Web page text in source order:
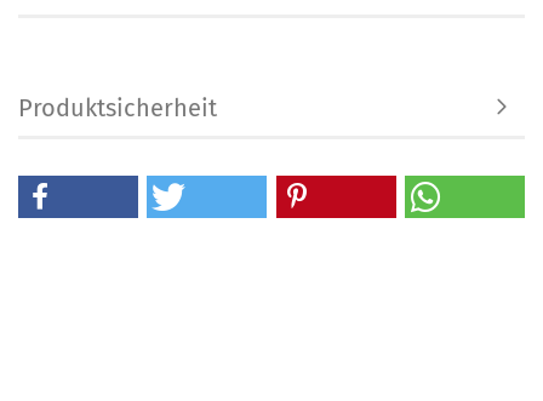
Produktsicherheit